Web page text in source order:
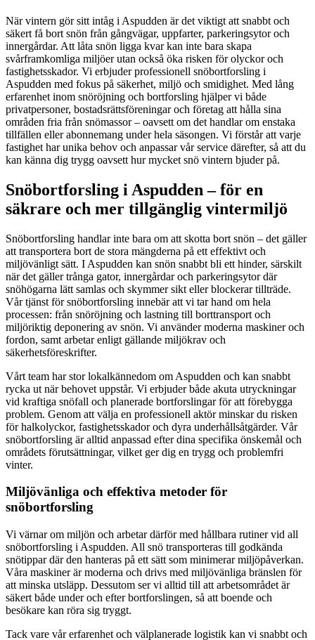
När vintern gör sitt intåg i Aspudden är det viktigt att snabbt och
säkert få bort snön från gångvägar, uppfarter, parkeringsytor och
innergårdar. Att låta snön ligga kvar kan inte bara skapa
svårframkomliga miljöer utan också öka risken för olyckor och
fastighetsskador. Vi erbjuder professionell snöbortforsling i
Aspudden med fokus på säkerhet, miljö och smidighet. Med lång
erfarenhet inom snöröjning och bortforsling hjälper vi både
privatpersoner, bostadsrättsföreningar och företag att hålla sina
områden fria från snömassor – oavsett om det handlar om enstaka
tillfällen eller abonnemang under hela säsongen. Vi förstår att varje
fastighet har unika behov och anpassar vår service därefter, så att du
kan känna dig trygg oavsett hur mycket snö vintern bjuder på.
Snöbortforsling i Aspudden – för en
säkrare och mer tillgänglig vintermiljö
Snöbortforsling handlar inte bara om att skotta bort snön – det gäller
att transportera bort de stora mängderna på ett effektivt och
miljövänligt sätt. I Aspudden kan snön snabbt bli ett hinder, särskilt
när det gäller trånga gator, innergårdar och parkeringsytor där
snöhögarna lätt samlas och skymmer sikt eller blockerar tillträde.
Vår tjänst för snöbortforsling innebär att vi tar hand om hela
processen: från snöröjning och lastning till borttransport och
miljöriktig deponering av snön. Vi använder moderna maskiner och
fordon, samt arbetar enligt gällande miljökrav och
säkerhetsföreskrifter.
Vårt team har stor lokalkännedom om Aspudden och kan snabbt
rycka ut när behovet uppstår. Vi erbjuder både akuta utryckningar
vid kraftiga snöfall och planerade bortforslingar för att förebygga
problem. Genom att välja en professionell aktör minskar du risken
för halkolyckor, fastighetsskador och dyra underhållsåtgärder. Vår
snöbortforsling är alltid anpassad efter dina specifika önskemål och
områdets förutsättningar, vilket ger dig en trygg och problemfri
vinter.
Miljövänliga och effektiva metoder för
snöbortforsling
Vi värnar om miljön och arbetar därför med hållbara rutiner vid all
snöbortforsling i Aspudden. All snö transporteras till godkända
snötippar där den hanteras på ett sätt som minimerar miljöpåverkan.
Våra maskiner är moderna och drivs med miljövänliga bränslen för
att minska utsläpp. Dessutom ser vi alltid till att arbetsområdet är
säkert både under och efter bortforslingen, så att boende och
besökare kan röra sig tryggt.
Tack vare vår erfarenhet och välplanerade logistik kan vi snabbt och